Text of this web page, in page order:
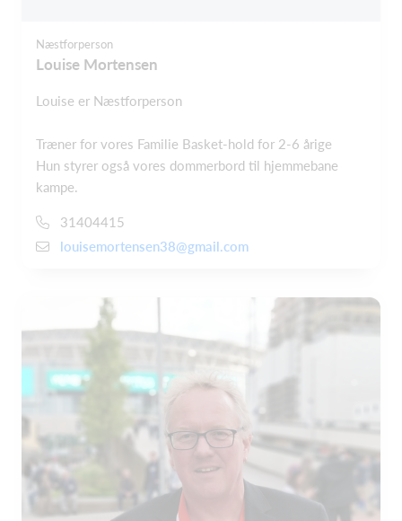
Næstforperson
Louise Mortensen
Louise er Næstforperson
Træner for vores Familie Basket-hold for 2-6 årige
Hun styrer også vores dommerbord til hjemmebane
kampe.
31404415
louisemortensen38@gmail.com